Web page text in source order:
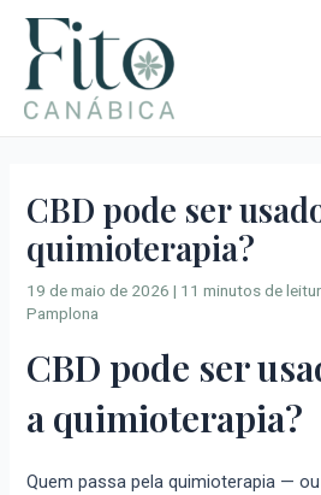
para
conteúdo
CBD pode ser
quimioterapia?
19 de maio de 2026| 11 minutos de
Pamplona
CBD pode ser
a quimioterapia?
Quem passa pela quimioterapia —
A
r
q
u
o
s